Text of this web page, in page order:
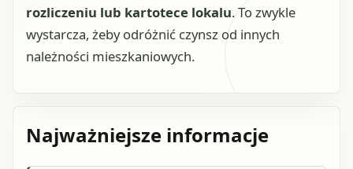
rozliczeniu lub kartotece lokalu. To zwykle
wystarcza, żeby odróżnić czynsz od innych
należności mieszkaniowych.
Najważniejsze informacje